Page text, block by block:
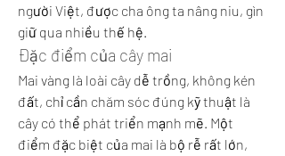
người Việt, được cha ông ta nâng niu, gìn
giữ qua nhiều thế hệ.
Đặc điểm của cây mai
Mai vàng là loài cây dễ trồng, không kén
đất, chỉ cần chăm sóc đúng kỹ thuật là
cây có thể phát triển mạnh mẽ. Một
điểm đặc biệt của mai là bộ rễ rất lớn,